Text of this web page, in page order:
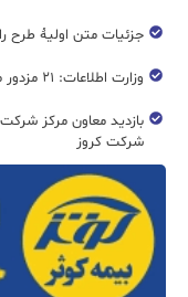
جزئیات متن اولیۀ طرح
وزارت اطلاعات: ۲۱ مزدور موساد و ۴ شرور مسلح در کرمان بازداشت شدند
بازدید معاون مرکز
شرکت کروز